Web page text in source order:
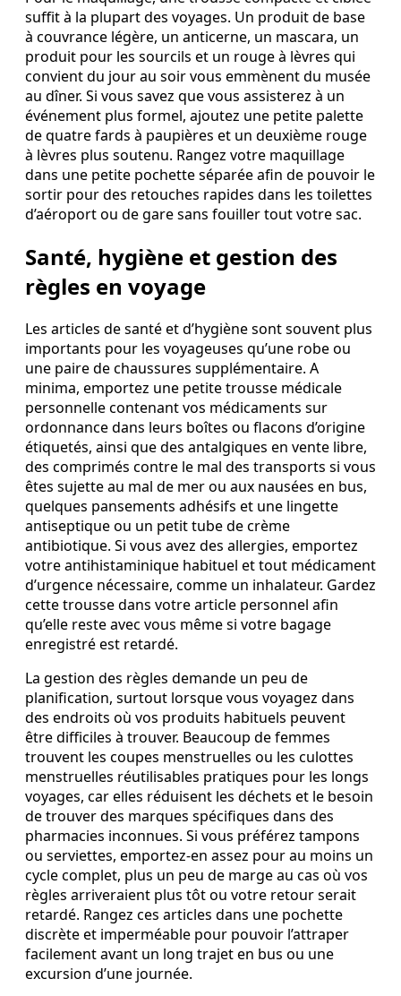
suffit à la plupart des voyages. Un produit de base
à couvrance légère, un anticerne, un mascara, un
produit pour les sourcils et un rouge à lèvres qui
convient du jour au soir vous emmènent du musée
au dîner. Si vous savez que vous assisterez à un
événement plus formel, ajoutez une petite palette
de quatre fards à paupières et un deuxième rouge
à lèvres plus soutenu. Rangez votre maquillage
dans une petite pochette séparée afin de pouvoir le
sortir pour des retouches rapides dans les toilettes
d’aéroport ou de gare sans fouiller tout votre sac.
Santé, hygiène et gestion des
règles en voyage
Les articles de santé et d’hygiène sont souvent plus
importants pour les voyageuses qu’une robe ou
une paire de chaussures supplémentaire. A
minima, emportez une petite trousse médicale
personnelle contenant vos médicaments sur
ordonnance dans leurs boîtes ou flacons d’origine
étiquetés, ainsi que des antalgiques en vente libre,
des comprimés contre le mal des transports si vous
êtes sujette au mal de mer ou aux nausées en bus,
quelques pansements adhésifs et une lingette
antiseptique ou un petit tube de crème
antibiotique. Si vous avez des allergies, emportez
votre antihistaminique habituel et tout médicament
d’urgence nécessaire, comme un inhalateur. Gardez
cette trousse dans votre article personnel afin
qu’elle reste avec vous même si votre bagage
enregistré est retardé.
La gestion des règles demande un peu de
planification, surtout lorsque vous voyagez dans
des endroits où vos produits habituels peuvent
être difficiles à trouver. Beaucoup de femmes
trouvent les coupes menstruelles ou les culottes
menstruelles réutilisables pratiques pour les longs
voyages, car elles réduisent les déchets et le besoin
de trouver des marques spécifiques dans des
pharmacies inconnues. Si vous préférez tampons
ou serviettes, emportez-en assez pour au moins un
cycle complet, plus un peu de marge au cas où vos
règles arriveraient plus tôt ou votre retour serait
retardé. Rangez ces articles dans une pochette
discrète et imperméable pour pouvoir l’attraper
facilement avant un long trajet en bus ou une
excursion d’une journée.